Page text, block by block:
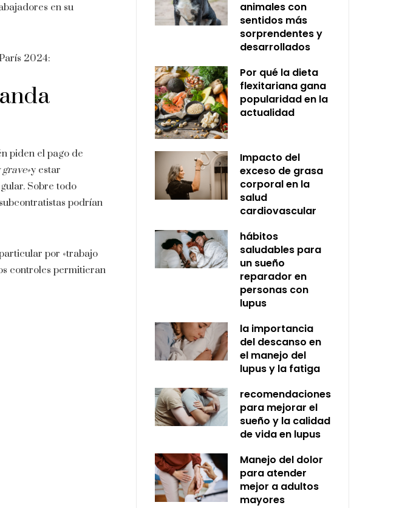
en su
2024:
piden el pago de
y estar
Sobre todo
podrían
por «trabajo
controles permitieran
animales con
sentidos más
sorprendentes y
desarrollados
Por qué la dieta
flexitariana gana
popularidad en la
actualidad
Impacto del
exceso de grasa
corporal en la
salud
cardiovascular
hábitos
saludables para
un sueño
reparador en
personas con
lupus
la importancia
del descanso en
el manejo del
lupus y la fatiga
recomendaciones
para mejorar el
sueño y la calidad
de vida en lupus
Manejo del dolor
para atender
mejor a adultos
mayores